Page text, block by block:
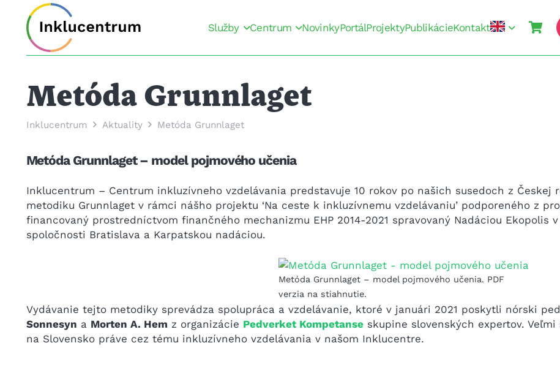
Služby Centrum NovinkyPortálProjektyPublikácieKontakt
Metóda Grunnlaget
Inklucentrum Aktuality Metóda Grunnlaget
Metóda Grunnlaget – model pojmového učenia
Inklucentrum – Centrum inkluzívneho vzdelávania predstavuje 10 rokov po našich susedoch z Českej
metodiku Grunnlaget v rámci nášho projektu ‘Na ceste k inkluzívnemu vzdelávaniu’ podporeného z
financovaný prostredníctvom finančného mechanizmu EHP 2014-2021 spravovaný Nadáciou Ekopolis
spoločnosti Bratislava a Karpatskou nadáciou.
Metóda Grunnlaget – model pojmového učenia. PDF
verzia na stiahnutie.
Vydávanie tejto metodiky sprevádza spolupráca a vzdelávanie, ktoré v januári 2021 poskytli nórski
Sonnesyn a Morten A. Hem z organizácie Pedverket Kompetanseskupine slovenských expertov.
na Slovensko práve cez tému inkluzívneho vzdelávania v našom Inklucentre.